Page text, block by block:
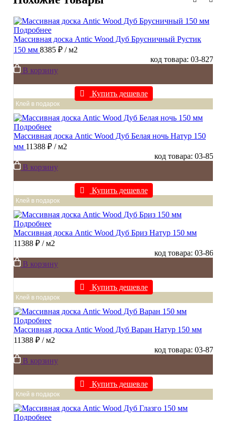
Подробнее
Массивная доска Antic Wood Дуб Брусничный Рустик
150 мм 8385 ₽ / м2
код товара: 03-827
В корзину
Купить дешевле
Клей в подарок
Подробнее
Массивная доска Antic Wood Дуб Белая ночь Натур 150
мм 11388 ₽ / м2
код товара: 03-85
В корзину
Купить дешевле
Клей в подарок
Подробнее
Массивная доска Antic Wood Дуб Бриз Натур 150 мм
11388 ₽ / м2
код товара: 03-86
В корзину
Купить дешевле
Клей в подарок
Подробнее
Массивная доска Antic Wood Дуб Варан Натур 150 мм
11388 ₽ / м2
код товара: 03-87
В корзину
Купить дешевле
Клей в подарок
Подробнее